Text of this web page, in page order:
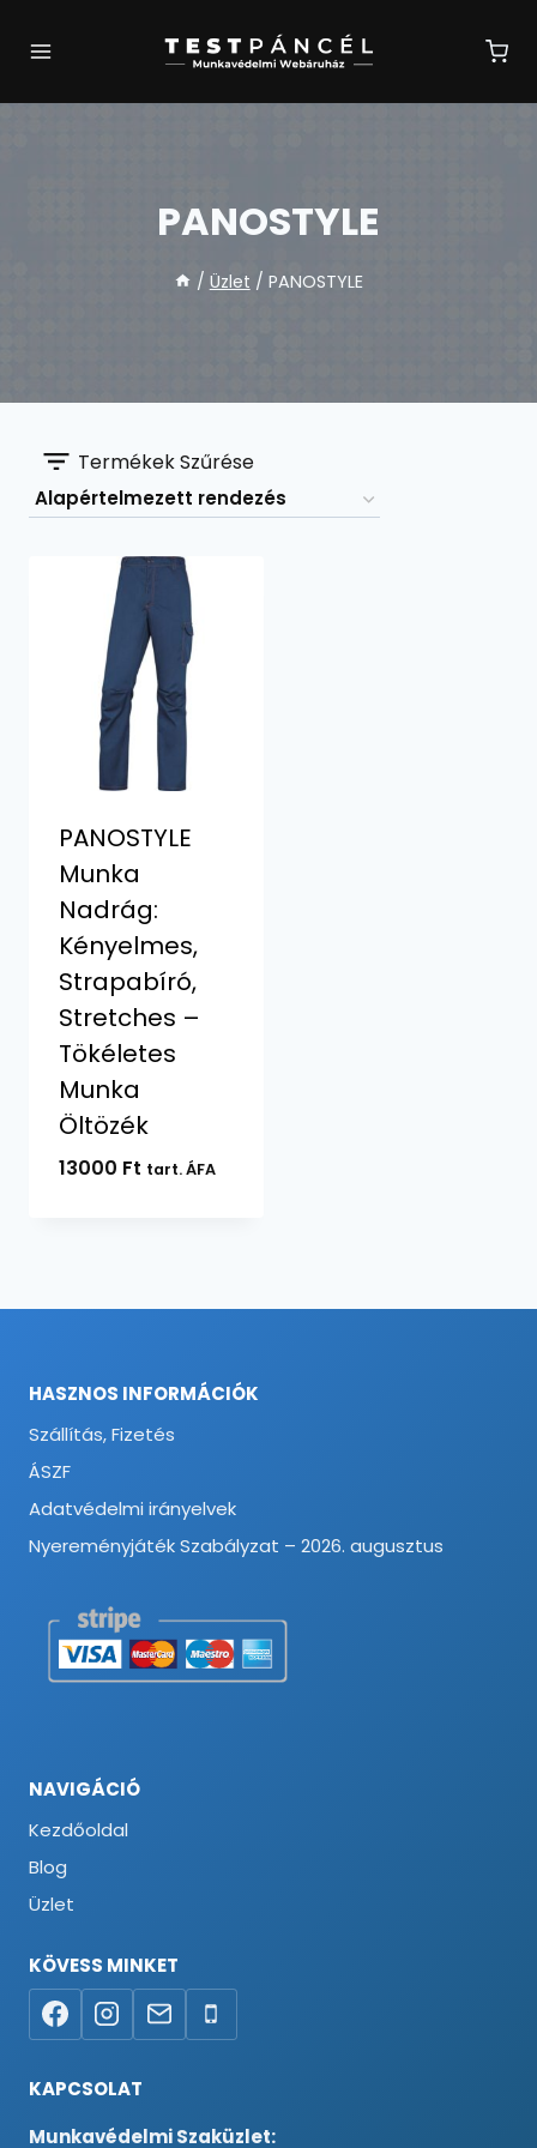
PANOSTYLE
/ Üzlet / PANOSTYLE
Termékek Szűrése
PANOSTYLE
Munka
Nadrág:
Kényelmes,
Strapabíró,
Stretches –
Tökéletes
Munka
Öltözék
13000 Ft tart. ÁFA
HASZNOS INFORMÁCIÓK
Szállítás, Fizetés
ÁSZF
Adatvédelmi irányelvek
Nyereményjáték Szabályzat – 2026. augusztus
NAVIGÁCIÓ
Kezdőoldal
Blog
Üzlet
KÖVESS MINKET
KAPCSOLAT
Munkavédelmi Szaküzlet: